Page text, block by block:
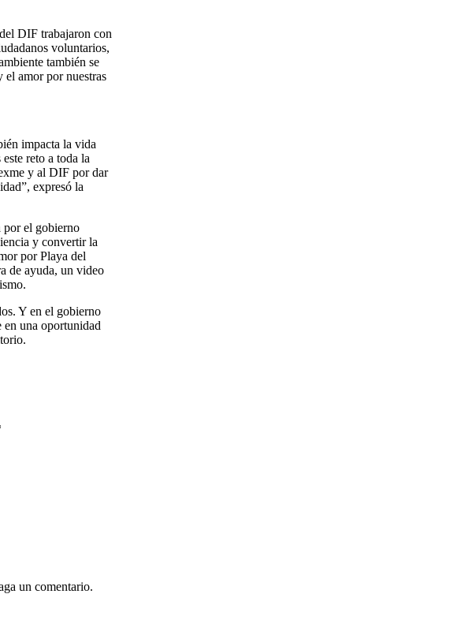
DIF trabajaron con
voluntarios,
también se
el amor por nuestras
impacta la vida
reto a toda la
y al DIF por dar
expresó la
por el gobierno
y convertir la
por Playa del
de ayuda, un video
Y en el gobierno
en una oportunidad
un comentario.